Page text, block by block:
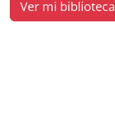
Ver mi biblioteca